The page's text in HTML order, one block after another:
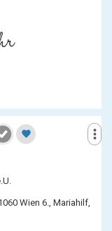
more_vert
favorite
Wien 6., Mariahilf,